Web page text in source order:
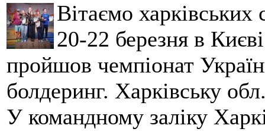
Вітаємо
20-22 березня в
пройшов чемпіонат
болдеринг. Харківську
У командному заліку